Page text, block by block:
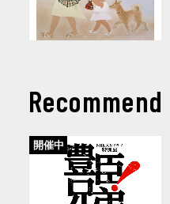
Recommend
開催中